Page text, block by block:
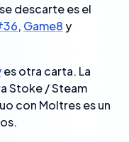
descarte es el
, Game8y
es otra carta. La
Stoke / Steam
con Moltres es un